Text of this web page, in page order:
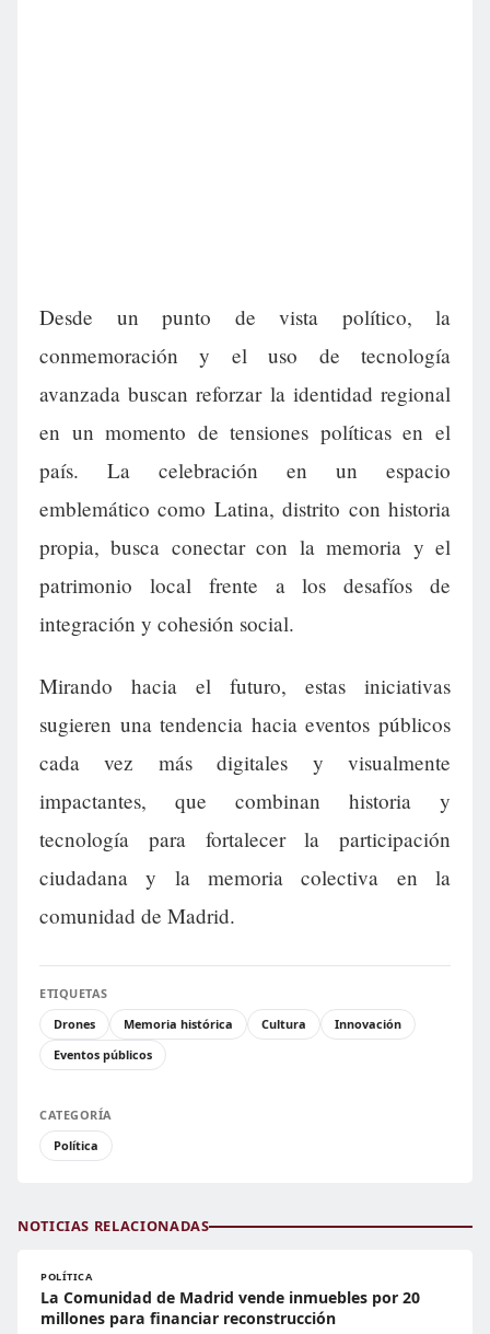
Desde un punto de vista político, la
conmemoración y el uso de tecnología
avanzada buscan reforzar la identidad regional
en un momento de tensiones políticas en el
país. La celebración en un espacio
emblemático como Latina, distrito con historia
propia, busca conectar con la memoria y el
patrimonio local frente a los desafíos de
integración y cohesión social.
Mirando hacia el futuro, estas iniciativas
sugieren una tendencia hacia eventos públicos
cada vez más digitales y visualmente
impactantes, que combinan historia y
tecnología para fortalecer la participación
ciudadana y la memoria colectiva en la
comunidad de Madrid.
ETIQUETAS
Drones
Memoria histórica Cultura
Innovación
Eventos públicos
CATEGORÍA
Política
NOTICIAS RELACIONADAS
POLÍTICA
La Comunidad de Madrid vende inmuebles por 20
millones para financiar reconstrucción